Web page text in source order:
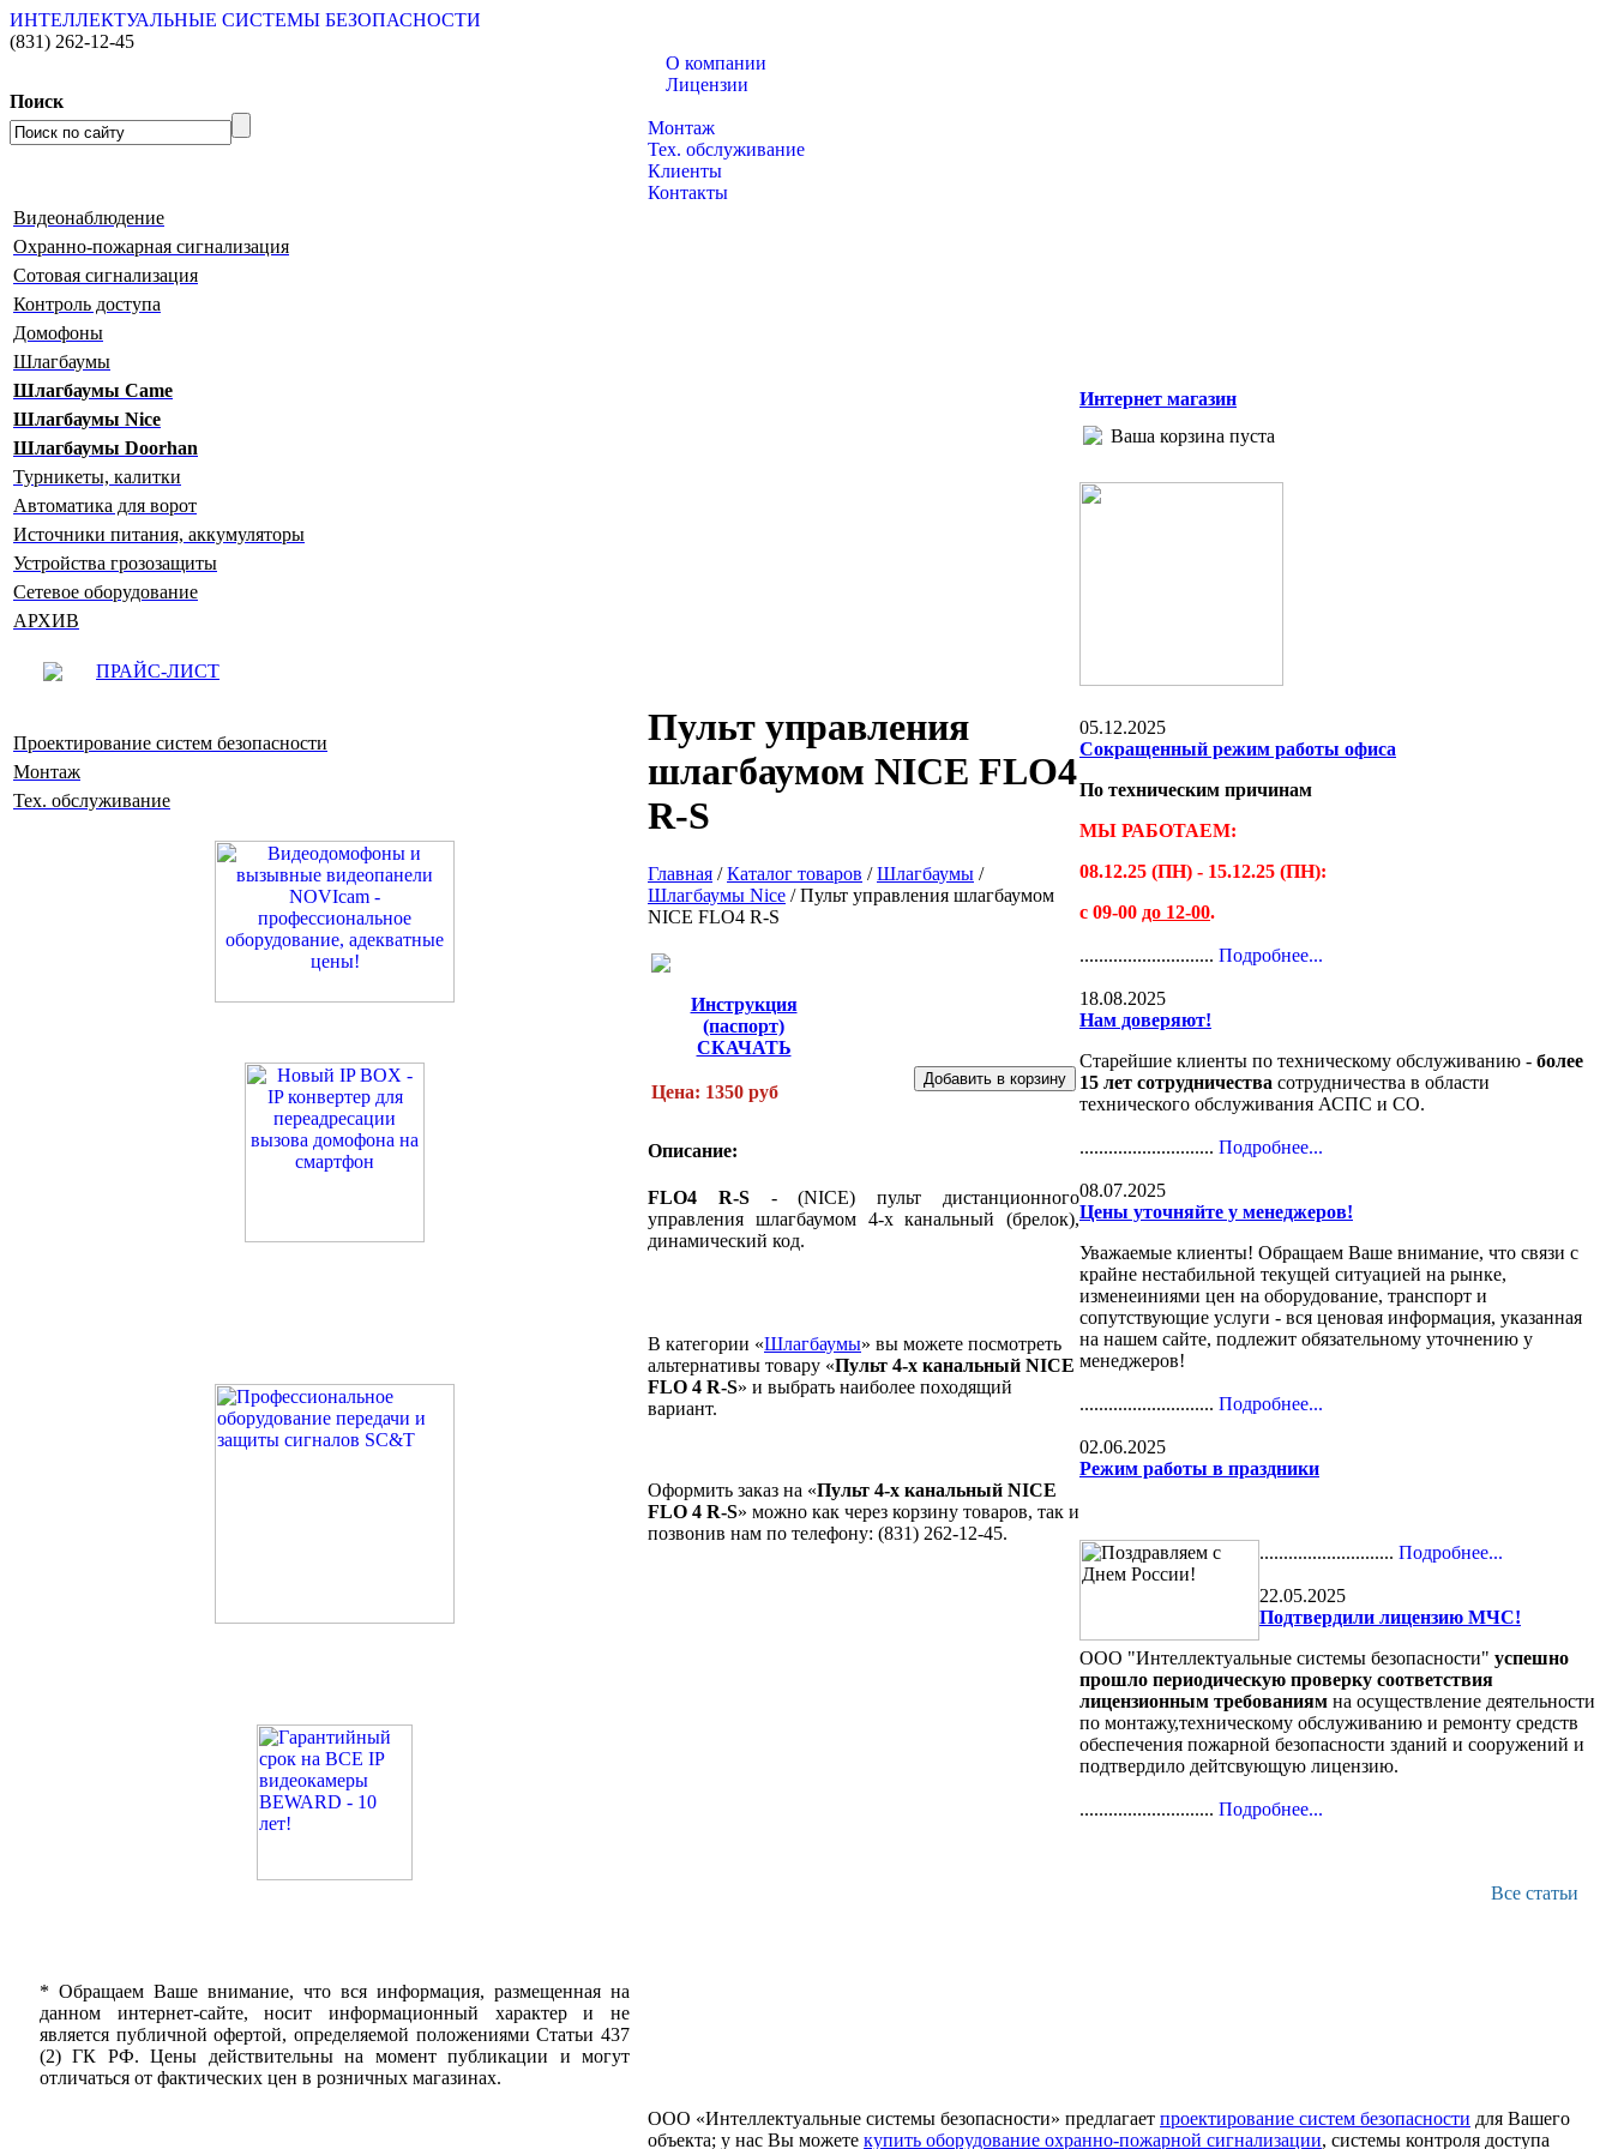
ИНТЕЛЛЕКТУАЛЬНЫЕ СИСТЕМЫ БЕЗОПАСНОСТИ
(831) 262-12-45
Поиск
О компании
Лицензии
Монтаж
Тех. обслуживание
Клиенты
Контакты
Видеонаблюдение
Охранно-пожарная сигнализация
Сотовая сигнализация
Контроль доступа
Домофоны
Шлагбаумы
Шлагбаумы Сame
Шлагбаумы Nice
Шлагбаумы Doorhan
Турникеты, калитки
Автоматика для ворот
Источники питания, аккумуляторы
Устройства грозозащиты
Сетевое оборудование
АРХИВ
ПРАЙС-ЛИСТ
Проектирование систем безопасности
Монтаж
Тех. обслуживание
* Обращаем Ваше внимание, что вся информация, размещенная на
данном интернет-сайте, носит информационный характер и не
является публичной офертой, определяемой положениями Статьи 437
(2) ГК РФ. Цены действительны на момент публикации и могут
отличаться от фактических цен в розничных магазинах.
Пульт управления
шлагбаумом NICE FLO4
R-S
Главная /Каталог товаров /Шлагбаумы /
Шлагбаумы Nice /Пульт управления шлагбаумом
NICE FLO4 R-S
Инструкция
(паспорт)
СКАЧАТЬ
Цена: 1350 руб
Описание:
FLO4 R-S- (NICE) пульт дистанционного
управления шлагбаумом 4-х канальный (брелок),
динамический код.
В категории «Шлагбаумы» вы можете посмотреть
альтернативы товару «Пульт 4-х канальный NICE
FLO 4 R-S» и выбрать наиболее походящий
вариант.
Оформить заказ на «Пульт 4-х канальный NICE
FLO 4 R-S» можно как через корзину товаров, так и
позвонив нам по телефону: (831) 262-12-45.
Интернет магазин
Ваша корзина пуста
05.12.2025
Сокращенный режим работы офиса
По техническим причинам
МЫ РАБОТАЕМ:
08.12.25 (ПН) - 15.12.25 (ПН):
с 09-00 до 12-00.
............................ Подробнее...
18.08.2025
Нам доверяют!
Старейшие клиенты по техническому обслуживанию - более
15 лет сотрудничества сотрудничества в области
технического обслуживания АСПС и СО.
............................ Подробнее...
08.07.2025
Цены уточняйте у менеджеров!
Уважаемые клиенты! Обращаем Ваше внимание, что связи с
крайне нестабильной текущей ситуацией на рынке,
изменеиниями цен на оборудование, транспорт и
сопутствующие услуги - вся ценовая информация, указанная
на нашем сайте, подлежит обязательному уточнению у
менеджеров!
............................ Подробнее...
02.06.2025
Режим работы в праздники
............................ Подробнее...
22.05.2025
Подтвердили лицензию МЧС!
ООО "Интеллектуальные системы безопасности" успешно
прошло периодическую проверку соответствия
лицензионным требованиям на осуществление деятельности
по монтажу,техническому обслуживанию и ремонту средств
обеспечения пожарной безопасности зданий и сооружений и
подтвердило дейтсвующую лицензию.
............................ Подробнее...
Все статьи
ООО «Интеллектуальные системы безопасности» предлагает проектирование систем безопасности для Вашего
объекта; у нас Вы можете купить оборудование охранно-пожарной сигнализации, системы контроля доступа